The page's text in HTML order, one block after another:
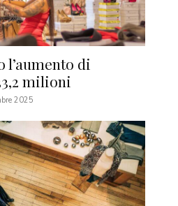
l’aumento di
milioni
2025